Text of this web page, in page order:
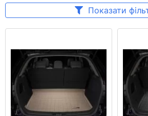
Показати